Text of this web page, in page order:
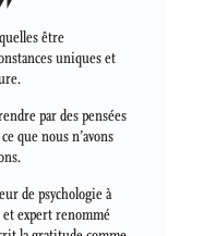
être
uniques et
par des pensées
que nous n’avons
de psychologie à
expert renommé